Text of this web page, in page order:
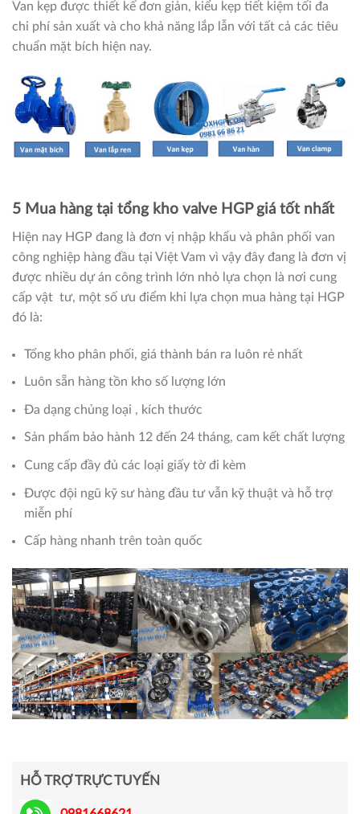
Van kẹp được thiết kế đơn giản, kiểu kẹp tiết kiệm tối đa
chi phí sản xuất và cho khả năng lắp lẫn với tất cả các tiêu
chuẩn mặt bích hiện nay.
5 Mua hàng tại tổng kho valve HGP giá tốt nhất
Hiện nay HGP đang là đơn vị nhập khẩu và phân phối van
công nghiệp hàng đầu tại Việt Vam vì vậy đây đang là đơn vị
được nhiều dự án công trình lớn nhỏ lựa chọn là nơi cung
cấp vật tư, một số ưu điểm khi lựa chọn mua hàng tại HGP
đó là:
Tổng kho phân phối, giá thành bán ra luôn rẻ nhất
Luôn sẵn hàng tồn kho số lượng lớn
Đa dạng chủng loại , kích thước
Sản phẩm bảo hành 12 đến 24 tháng, cam kết chất lượng
Cung cấp đầy đủ các loại giấy tờ đi kèm
Được đội ngũ kỹ sư hàng đầu tư vẫn kỹ thuật và hỗ trợ
miễn phí
Cấp hàng nhanh trên toàn quốc
HỖ TRỢ TRỰC TUYẾN